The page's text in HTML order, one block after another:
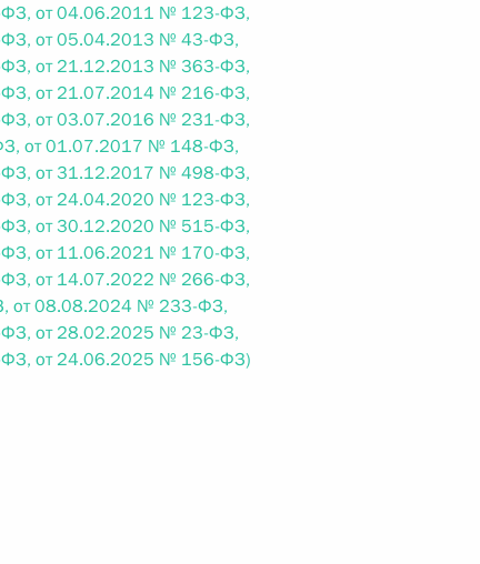
г. № 242-ФЗ
первой и статью 227–1 части второй Налогового
№ 246-ФЗ
Федерации
от 04.06.2011 № 123-ФЗ,
от 05.04.2013 № 43-ФЗ,
от 21.12.2013 № 363-ФЗ,
от 21.07.2014 № 216-ФЗ,
от 03.07.2016 № 231-ФЗ,
от 01.07.2017 № 148-ФЗ,
от 31.12.2017 № 498-ФЗ,
от 24.04.2020 № 123-ФЗ,
от 30.12.2020 № 515-ФЗ,
от 11.06.2021 № 170-ФЗ,
от 14.07.2022 № 266-ФЗ,
от 08.08.2024 № 233-ФЗ,
от 28.02.2025 № 23-ФЗ,
от 24.06.2025 № 156-ФЗ)